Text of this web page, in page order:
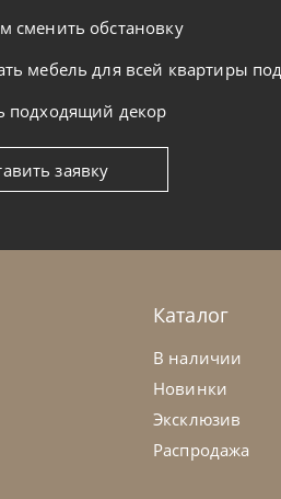
сменить обстановку
мебель для всей квартиры
подходящий декор
заявку
Каталог
В наличии
Новинки
Эксклюзив
Распродажа